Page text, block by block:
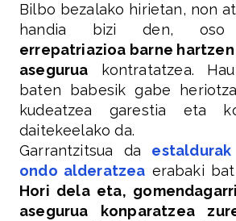
Bilbo bezalako hirietan, non
handia bizi den,
errepatriazioa barne
asegurua kontratatzea.
baten babesik gabe
kudeatzea garestia eta
daitekeelako da.
Garrantzitsua da
ondo alderatzea erabaki
Hori dela eta,
asegurua konparatzea